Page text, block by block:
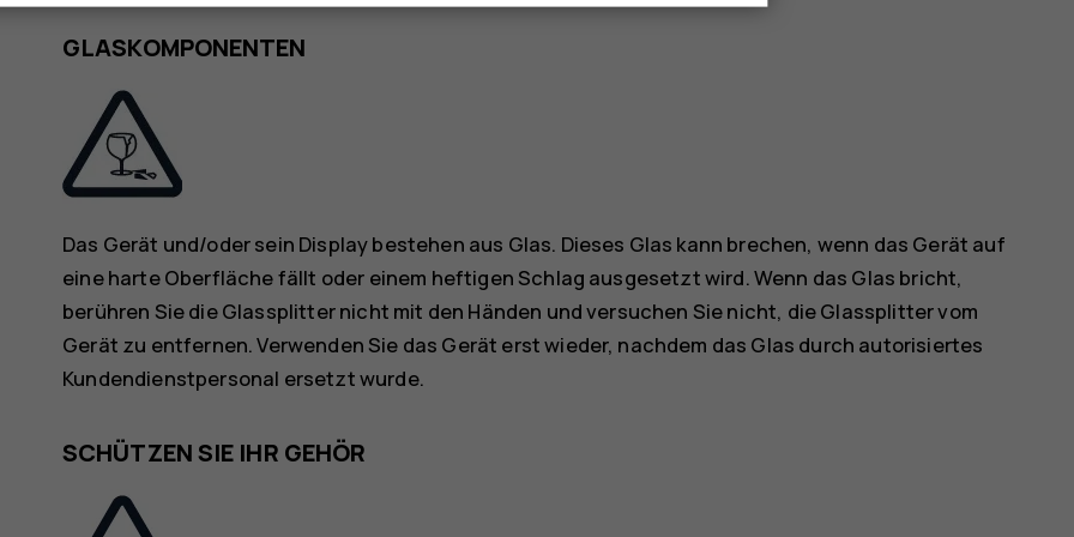
GLASKOMPONENTEN
Das Gerät und/oder sein Display bestehen aus Glas. Dieses Glas kann brechen, wenn das Gerät auf
eine harte Oberfläche fällt oder einem heftigen Schlag ausgesetzt wird. Wenn das Glas bricht,
berühren Sie die Glassplitter nicht mit den Händen und versuchen Sie nicht, die Glassplitter vom
Gerät zu entfernen. Verwenden Sie das Gerät erst wieder, nachdem das Glas durch autorisiertes
Kundendienstpersonal ersetzt wurde.
SCHÜTZEN SIE IHR GEHÖR